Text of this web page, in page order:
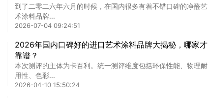
靠谱品牌...
2025-02-13 00:10:37
实力艺术漆加盟
实力艺术漆加盟,实力艺术漆加盟指南：如何选择靠谱品牌实现财
富增长 ...
2025-01-22 00:02:43
到了二零二六年六月的时候，在国内很多有着不错口碑的净醛艺
术涂料品牌...
2026-07-04 09:24:51
2026年国内口碑好的进口艺术涂料品牌大揭秘，哪家才
靠谱？
本次测评的主体为卡百利。统一测评维度包括环保性能、物理耐
用性、色彩...
2026-04-10 15:50:24